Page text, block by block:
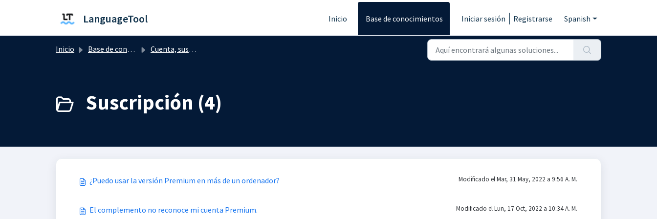
LanguageTool Inicio Base de conocimientos Iniciar sesión Registrarse Spanish
Inicio Base de conocimientos Cuenta, suscripción y facturación
Suscripción (4)
¿Puedo usar la versión Premium en más de un ordenador? Modificado el Mar, 31 May, 2022 a 9:56 A. M.
El complemento no reconoce mi cuenta Premium. Modificado el Lun, 17 Oct, 2022 a 10:34 A. M.